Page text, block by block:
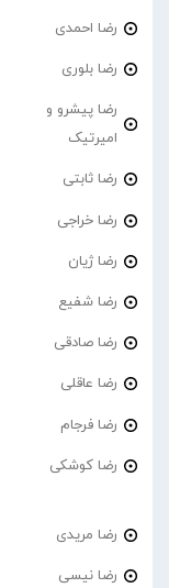
رضا احمدی
رضا بلوری
رضا پیشرو و
امیرتیک
رضا ثابتی
رضا خراجی
رضا ژیان
رضا شفیع
رضا صادقی
رضا عاقلی
رضا فرجام
رضا کوشکی
رضا مریدی
رضا نیسی